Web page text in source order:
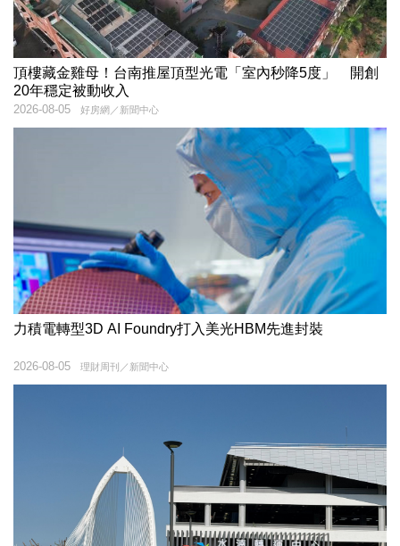
頂樓藏金雞母！台南推屋頂型光電「室內秒降5度」 開創
20年穩定被動收入
好房網／新聞中心
2026-08-05
力積電轉型3D AI Foundry打入美光HBM先進封裝
理財周刊／新聞中心
2026-08-05